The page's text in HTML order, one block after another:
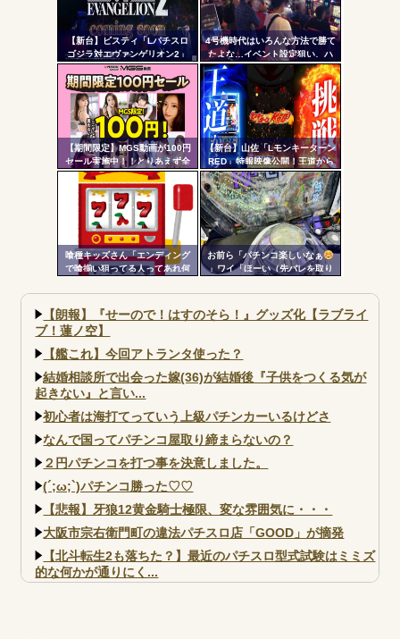
【新台】ビスティ「Lパチスロ
ゴジラ対エヴァンゲリオン2」
PV第一弾公開！Gの衝撃再
来！！！
4号機時代はいろんな方法で勝て
たよな…イベント設定狙い、ハ
イエナ、超技術介入機、新装狙
い…
【期間限定】MGS動画が100円
セール実施中！！とりあえず全
部買うやろｗｗｗｗｗ
【新台】山佐「Lモンキーターン
RED」特報映像公開！王道から
挑戦へ
喰種キッズさん「エンディング
で喰揃い狙ってる人ってあれ何
お前ら「パチンコ楽しいなぁ
」ワイ「ほーい（先バレを取り
【朗報】『せーので！はすのそら！』グッズ化【ラブライ
ブ！蓮ノ空】
【艦これ】今回アトランタ使った？
結婚相談所で出会った嫁(36)が結婚後『子供をつくる気が
起きない』と言い...
初心者は海打てっていう上級パチンカーいるけどさ
なんで国ってパチンコ屋取り締まらないの？
２円パチンコを打つ事を決意しました。
(´;ω;`)パチンコ勝った♡♡
【悲報】牙狼12黄金騎士極限、変な雰囲気に・・・
大阪市宗右衛門町の違法パチスロ店「GOOD」が摘発
【北斗転生2も落ちた？】最近のパチスロ型式試験はミミズ
的な何かが通りにく...